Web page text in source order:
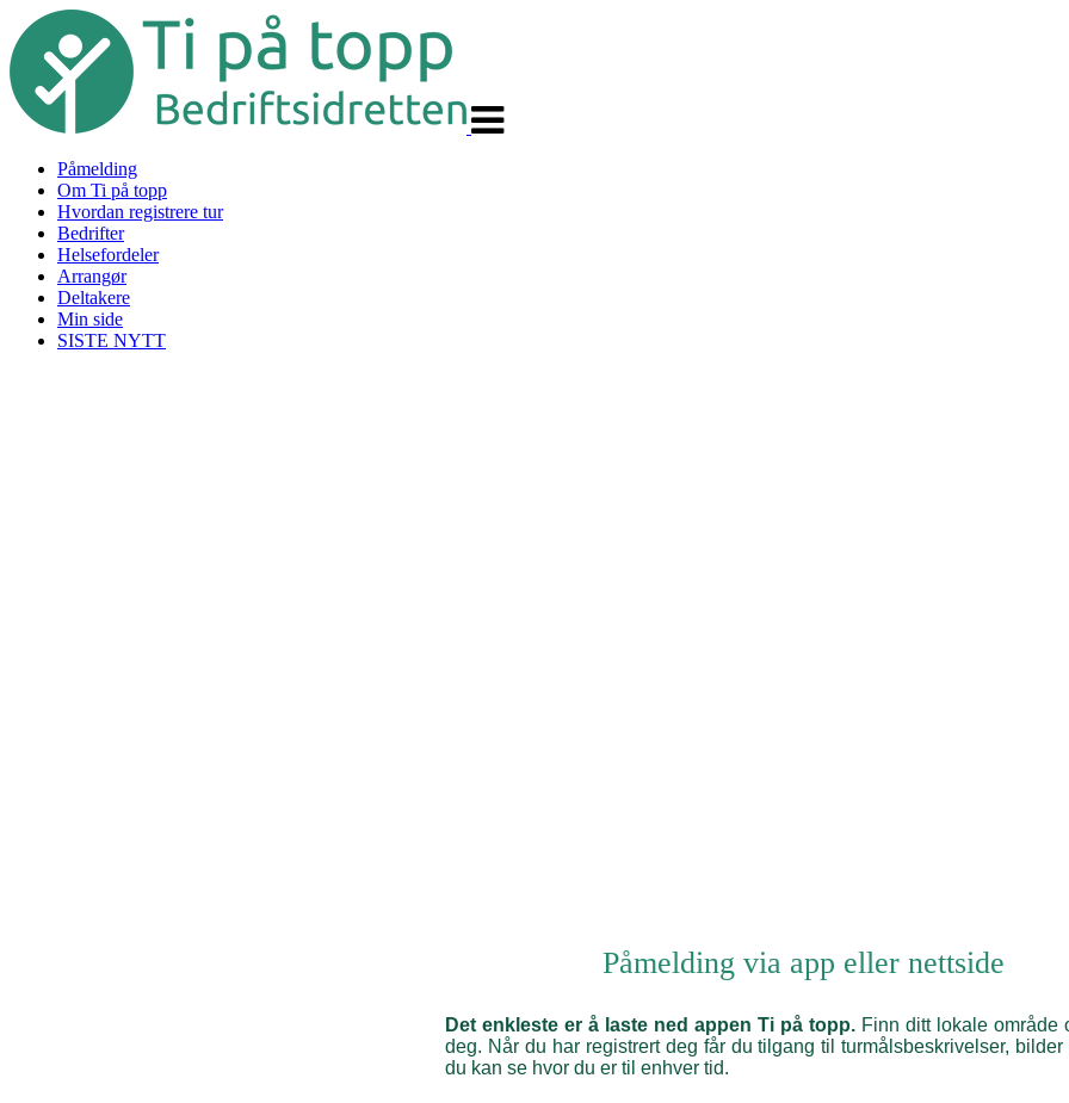
Påmelding
Om Ti på topp
Hvordan registrere tur
Bedrifter
Helsefordeler
Arrangør
Deltakere
Min side
SISTE NYTT
Påmelding via app eller nettside
Det enkleste er å laste ned appen Ti på topp. Finn ditt lokale område
deg. Når du har registrert deg får du tilgang til turmålsbeskrivelser, bilder
du kan se hvor du er til enhver tid.